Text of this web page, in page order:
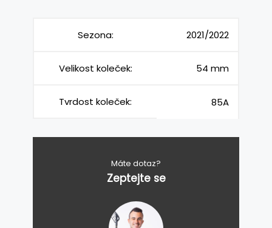
Sezona: 2021/2022
Velikost koleček: 54 mm
Tvrdost koleček: 85A
Máte dotaz?
Zeptejte se